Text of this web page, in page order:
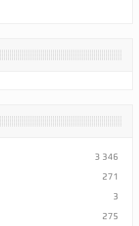
3 346
271
3
275